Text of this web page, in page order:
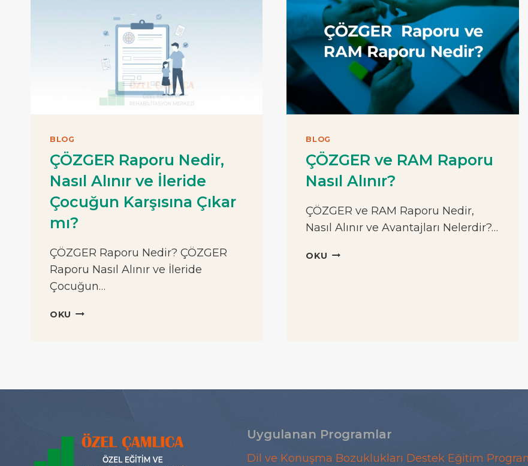
BLOG
ÇÖZGER Raporu Nedir,
Nasıl Alınır ve İleride
Çocuğun Karşısına Çıkar
mı?
ÇÖZGER Raporu Nedir? ÇÖZGER
Raporu Nasıl Alınır ve İleride
Çocuğun…
OKU ÇÖZGER
ÇIKAR
MI?
BLOG
ÇÖZGER ve RAM Raporu
Nasıl Alınır?
ÇÖZGER ve RAM Raporu Nedir,
Nasıl Alınır ve Avantajları Nelerdir?…
OKU ÇÖZGER
Uygulanan Programlar
Dil ve Konuşma Bozuklukları Destek Eğitim